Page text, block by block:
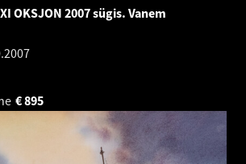
OKSJON 2007 sügis. Vanem
895
€